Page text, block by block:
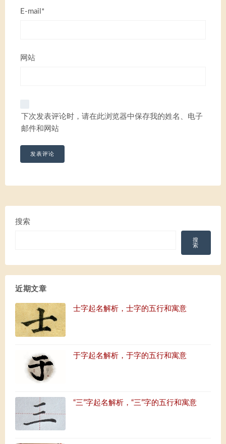
E-mail*
网站
下次发表评论时，请在此浏览器中保存我的姓名、电子
邮件和网站
搜索
搜
索
近期文章
士字起名解析，士字的五行和寓意
于字起名解析，于字的五行和寓意
“三”字起名解析，“三”字的五行和寓意